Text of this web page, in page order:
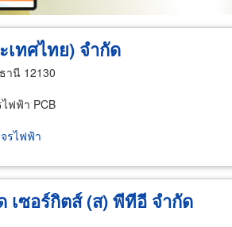
ทศไทย) จำกัด
านี 12130
ฟฟ้า PCB
รไฟฟ้า
เซอร์กิตส์ (ส) พีทีอี จำกัด